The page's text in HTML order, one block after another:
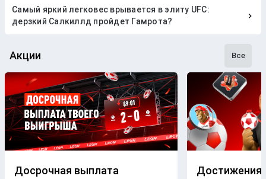
Самый яркий легковес врывается в элиту UFC:
дерзкий Салкиллд пройдет Гамрота?
Акции Все
Досрочная выплата Достижения